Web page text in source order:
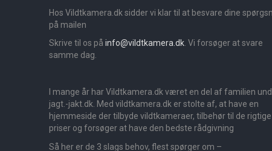
Hos Vildtkamera.dk sidder vi klar til at besvare dine
på mailen
Skrive til os på info@vildtkamera.dk. Vi forsøger at svare
samme dag.
I mange år har Vildtkamera.dk været en del af familien
jagt.-jakt.dk. Med vildtkamera.dk er stolte af, at have en
hjemmeside der tilbyde vildtkameraer, tilbehør til de rigtige
priser og forsøger at have den bedste rådgivning
Så her er de 3 slags behov, flest spørger om –